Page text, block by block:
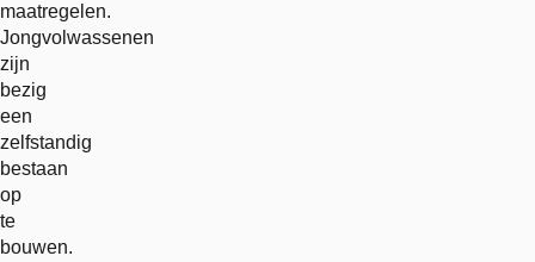
maatregelen.
Jongvolwassenen
zijn
bezig
een
zelfstandig
bestaan
op
te
bouwen.